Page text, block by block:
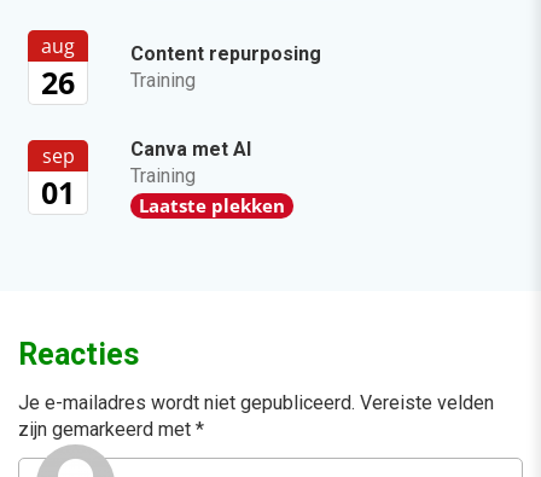
aug
26
Content repurposing
Training
sep
01
Canva met AI
Training
Laatste plekken
Reacties
Je e-mailadres wordt niet gepubliceerd. Vereiste velden
zijn gemarkeerd met *